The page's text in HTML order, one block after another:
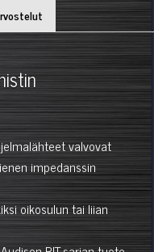
valvovat
impedanssin
oikosulun tai liian